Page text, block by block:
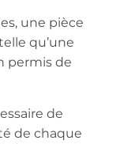
une pièce
qu’une
permis de
de
de chaque